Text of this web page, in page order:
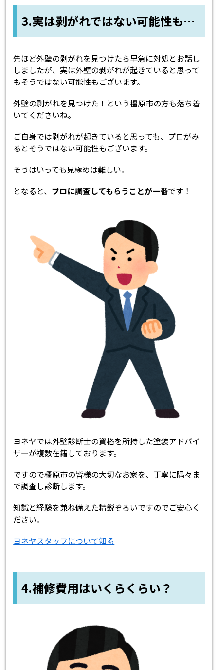
3.実は剥がれではない可能性も…
先ほど外壁の剥がれを見つけたら早急に対処とお話し
しましたが、実は外壁の剥がれが起きていると思って
もそうではない可能性もございます。
外壁の剥がれを見つけた！という橿原市の方も落ち着
いてくださいね。
ご自身では剥がれが起きていると思っても、プロがみ
るとそうではない可能性もございます。
そうはいっても見極めは難しい。
となると、 プロに調査してもらうことが一番です！
ヨネヤでは外壁診断士の資格を所持した塗装アドバイ
ザーが複数在籍しております。
ですので橿原市の皆様の大切なお家を、丁寧に隅々ま
で調査し診断します。
知識と経験を兼ね備えた精鋭ぞろいですのでご安心く
ださい。
ヨネヤスタッフについて知る
4.補修費用はいくらくらい？